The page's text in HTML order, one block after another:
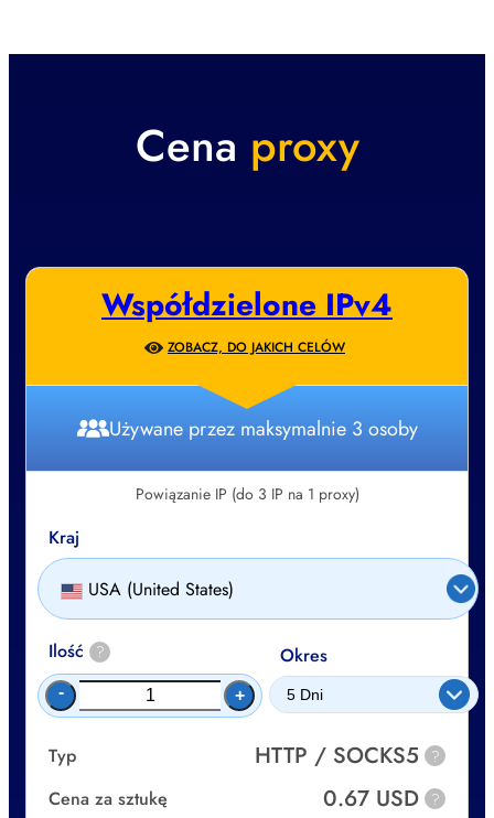
Cena proxy
Współdzielone IPv4
ZOBACZ, DO JAKICH CELÓW
Używane przez maksymalnie 3 osoby
Powiązanie IP (do 3 IP na 1 proxy)
Kraj
USA (United States)
Ilość ?
- +
Okres
Typ HTTP / SOCKS5 ?
Cena za sztukę 0.67 USD ?